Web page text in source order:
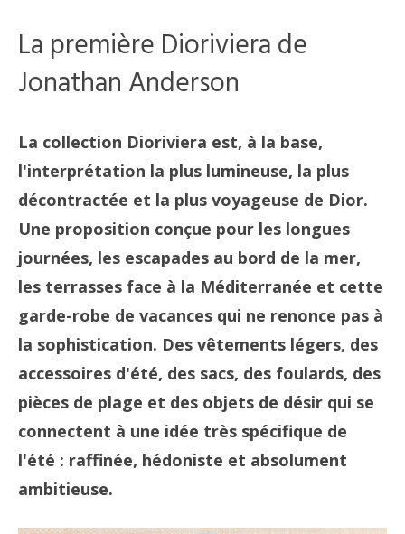
La première Dioriviera de
Jonathan Anderson
La collection Dioriviera est, à la base,
l'interprétation la plus lumineuse, la plus
décontractée et la plus voyageuse de Dior.
Une proposition conçue pour les longues
journées, les escapades au bord de la mer,
les terrasses face à la Méditerranée et cette
garde-robe de vacances qui ne renonce pas à
la sophistication. Des vêtements légers, des
accessoires d'été, des sacs, des foulards, des
pièces de plage et des objets de désir qui se
connectent à une idée très spécifique de
l'été : raffinée, hédoniste et absolument
ambitieuse.